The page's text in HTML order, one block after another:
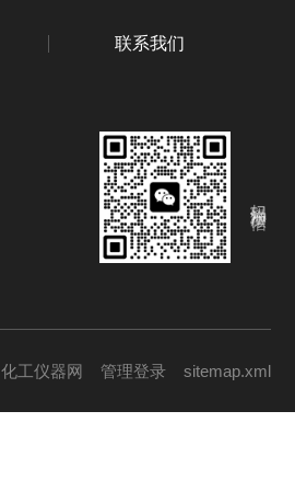
联系我们
化工仪器网 管理登录 sitemap.xml